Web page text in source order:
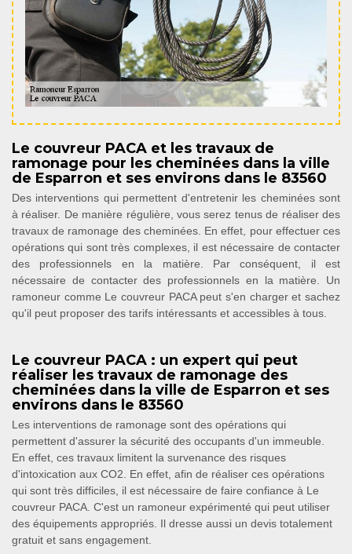
Le couvreur PACA et les travaux de
ramonage pour les cheminées dans la ville
de Esparron et ses environs dans le 83560
Des interventions qui permettent d'entretenir les cheminées sont
à réaliser. De manière régulière, vous serez tenus de réaliser des
travaux de ramonage des cheminées. En effet, pour effectuer ces
opérations qui sont très complexes, il est nécessaire de contacter
des professionnels en la matière. Par conséquent, il est
nécessaire de contacter des professionnels en la matière. Un
ramoneur comme Le couvreur PACA peut s'en charger et sachez
qu'il peut proposer des tarifs intéressants et accessibles à tous.
Le couvreur PACA : un expert qui peut
réaliser les travaux de ramonage des
cheminées dans la ville de Esparron et ses
environs dans le 83560
Les interventions de ramonage sont des opérations qui
permettent d'assurer la sécurité des occupants d'un immeuble.
En effet, ces travaux limitent la survenance des risques
d'intoxication aux CO2. En effet, afin de réaliser ces opérations
qui sont très difficiles, il est nécessaire de faire confiance à Le
couvreur PACA. C'est un ramoneur expérimenté qui peut utiliser
des équipements appropriés. Il dresse aussi un devis totalement
gratuit et sans engagement.